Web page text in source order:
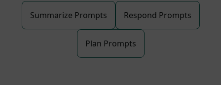
Summarize Prompts Respond Prompts
Plan Prompts